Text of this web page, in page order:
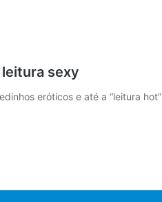
sexy
eróticos e até a “leitura hot”